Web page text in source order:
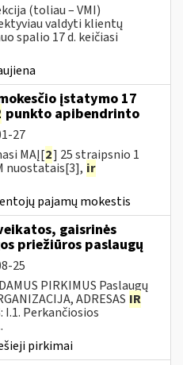
(toliau – VMI)
valdyti klientų
spalio 17 d. keičiasi
įstatymo 17
punkto apibendrinto
27
MAĮ[2] 25 straipsnio 1
nuostatais[3], ir
pajamų mokestis
gaisrinės
priežiūros paslaugų
25
PIRKIMUS Paslaugų
ADRESAS IR
I.1. Perkančiosios
pirkimai